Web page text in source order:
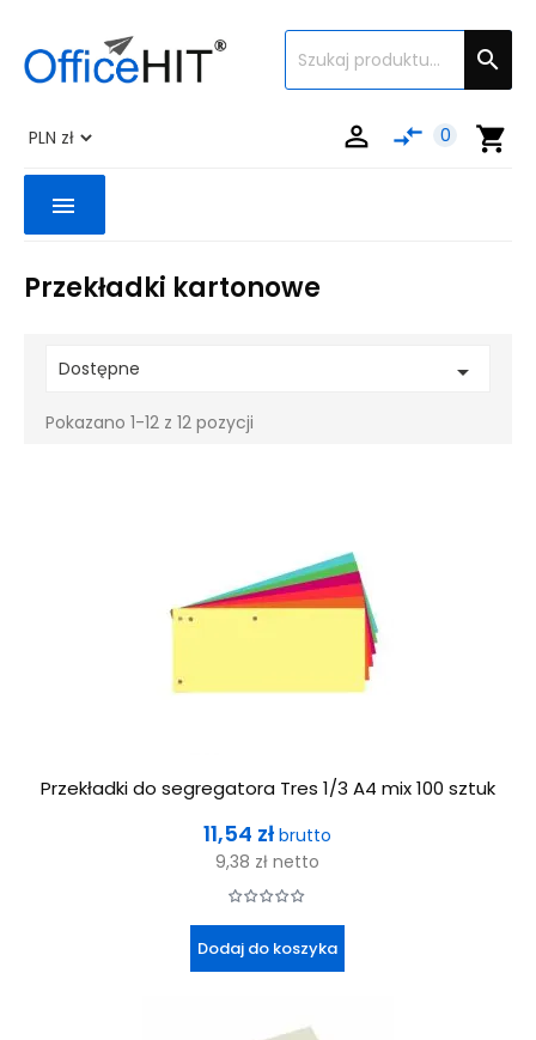

shopping_cart
compare_arrows 0

menu
Przekładki kartonowe
Dostępne 
Pokazano 1-12 z 12 pozycji
Przekładki do segregatora Tres 1/3 A4 mix 100 sztuk
Cena
11,54 zł brutto
9,38 zł netto
Dodaj do koszyka